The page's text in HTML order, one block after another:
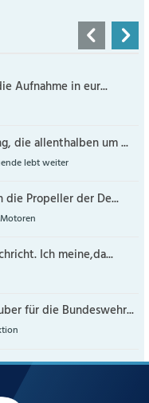
Aufnahme in eur...
die allenthalben um ...
lebt weiter
die Propeller der De...
Ich meine,da...
für die Bundeswehr...